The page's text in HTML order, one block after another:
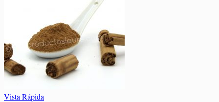
8,95€
Vista Rápida